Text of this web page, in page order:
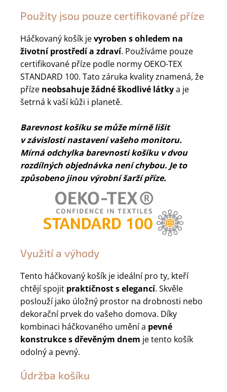
Použity jsou pouze certifikované příze
Háčkovaný košík jevyroben s ohledem na
životní prostředí a zdraví. Používáme pouze
certifikované příze podle normy OEKO-TEX
STANDARD 100. Tato záruka kvality znamená, že
příze neobsahuje žádné škodlivé látkya je
šetrná k vaší kůži i planetě.
Barevnost košíku se může mírně lišit
v závislosti nastavení vašeho monitoru.
Mírná odchylka barevnosti košíku v dvou
rozdílných objednávka není chybou. Je to
způsobeno jinou výrobní šarží příze.
Využití a výhody
Tento háčkovaný košík je ideální pro ty, kteří
chtějí spojit praktičnost s elegancí. Skvěle
poslouží jako úložný prostor na drobnosti nebo
dekorační prvek do vašeho domova. Díky
kombinaci háčkovaného umění a pevné
konstrukce s dřevěným dnem je tento košík
odolný a pevný.
Údržba košíku